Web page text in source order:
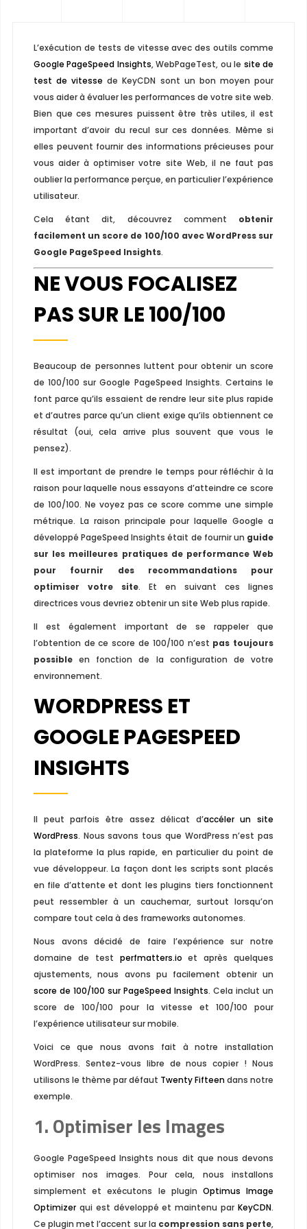
L’exécution de tests de vitesse avec des outils comme
Google PageSpeed Insights, WebPageTest, ou le site de
test de vitesse de KeyCDN sont un bon moyen pour
vous aider à évaluer les performances de votre site web.
Bien que ces mesures puissent être très utiles, il est
important d’avoir du recul sur ces données. Même si
elles peuvent fournir des informations précieuses pour
vous aider à optimiser votre site Web, il ne faut pas
oublier la performance perçue, en particulier l’expérience
utilisateur.
Cela étant dit, découvrez comment obtenir
facilement un score de 100/100 avec WordPress sur
Google PageSpeed ​​Insights.
NE VOUS FOCALISEZ
PAS SUR LE 100/100
Beaucoup de personnes luttent pour obtenir un score
de 100/100 sur Google PageSpeed ​​Insights. Certains le
font parce qu’ils essaient de rendre leur site plus rapide
et d’autres parce qu’un client exige qu’ils obtiennent ce
résultat (oui, cela arrive plus souvent que vous le
pensez).
Il est important de prendre le temps pour réfléchir à la
raison pour laquelle nous essayons d’atteindre ce score
de 100/100. Ne voyez pas ce score comme une simple
métrique. La raison principale pour laquelle Google a
développé PageSpeed ​​Insights était de fournir un guide
sur les meilleures pratiques de performance Web
pour fournir des recommandations pour
optimiser votre site. Et en suivant ces lignes
directrices vous devriez obtenir un site Web plus rapide.
Il est également important de se rappeler que
l’obtention de ce score de 100/100 n’est pas toujours
possibleen fonction de la configuration de votre
environnement.
WORDPRESS ET
GOOGLE PAGESPEED
INSIGHTS
Il peut parfois être assez délicat d’accéler un site
WordPress. Nous savons tous que WordPress n’est pas
la plateforme la plus rapide, en particulier du point de
vue développeur. La façon dont les scripts sont placés
en file d’attente et dont les plugins tiers fonctionnent
peut ressembler à un cauchemar, surtout lorsqu’on
compare tout cela à des frameworks autonomes.
Nous avons décidé de faire l’expérience sur notre
domaine de test perfmatters.io et après quelques
ajustements, nous avons pu facilement obtenir un
score de 100/100 sur PageSpeed ​​Insights. Cela inclut un
score de 100/100 pour la vitesse et 100/100 pour
l’expérience utilisateur sur mobile.
Voici ce que nous avons fait à notre installation
WordPress. Sentez-vous libre de nous copier ! Nous
utilisons le thème par défaut Twenty Fifteendans notre
exemple.
1. Optimiser les Images
Google PageSpeed Insights ​​nous dit que nous devons
optimiser nos images. Pour cela, nous installons
simplement et exécutons le plugin Optimus Image
Optimizerqui est développé et maintenu parKeyCDN.
Ce plugin met l’accent sur ​​la compression sans perte,